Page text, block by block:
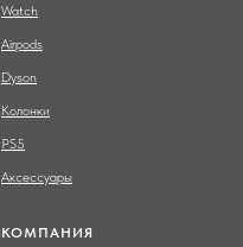
Watch
Airpods
Dyson
Колонки
PS5
Аксессуары
КОМПАНИЯ